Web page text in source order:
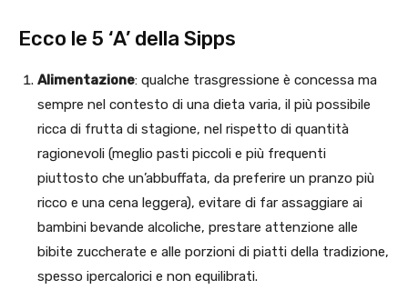
Ecco le 5 ‘A’ della Sipps
Alimentazione: qualche trasgressione è concessa ma
sempre nel contesto di una dieta varia, il più possibile
ricca di frutta di stagione, nel rispetto di quantità
ragionevoli (meglio pasti piccoli e più frequenti
piuttosto che un’abbuffata, da preferire un pranzo più
ricco e una cena leggera), evitare di far assaggiare ai
bambini bevande alcoliche, prestare attenzione alle
bibite zuccherate e alle porzioni di piatti della tradizione,
spesso ipercalorici e non equilibrati.